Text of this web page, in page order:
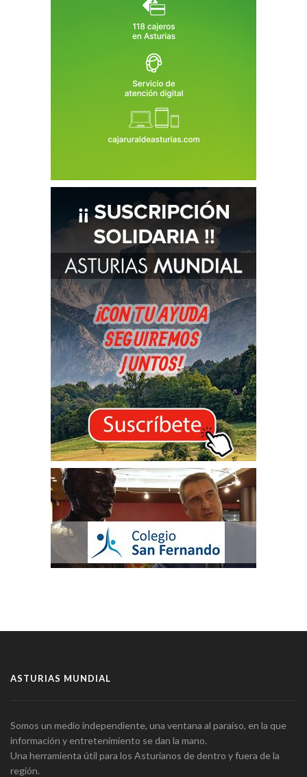
ASTURIAS MUNDIAL
Somos un medio independiente, una ventana al paraíso, en la que
información y entretenimiento se dan la mano.
Una herramienta útil para los Asturianos de dentro y fuera de la
región.